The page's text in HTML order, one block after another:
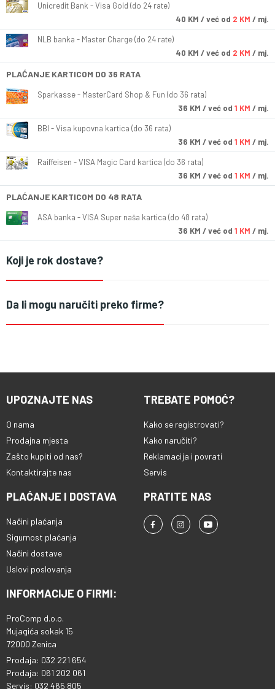
Unicredit Bank - Visa Gold (do 24 rate)
40 KM / već od 2 KM / mj.
NLB banka - Master Charge (do 24 rate)
40 KM / već od 2 KM / mj.
PLAĆANJE KARTICOM DO 36 RATA
Sparkasse - MasterCard Shop & Fun (do 36 rata)
36 KM / već od 1 KM / mj.
BBI - Visa kupovna kartica (do 36 rata)
36 KM / već od 1 KM / mj.
Raiffeisen - VISA Magic Card kartica (do 36 rata)
36 KM / već od 1 KM / mj.
PLAĆANJE KARTICOM DO 48 RATA
ASA banka - VISA Super naša kartica (do 48 rata)
36 KM / već od 1 KM / mj.
Koji je rok dostave?
Da li mogu naručiti preko firme?
UPOZNAJTE NAS
O nama
Prodajna mjesta
Zašto kupiti od nas?
Kontaktirajte nas
TREBATE POMOĆ?
Kako se registrovati?
Kako naručiti?
Reklamacija i povrati
Servis
PLAĆANJE I DOSTAVA
Načini plaćanja
Sigurnost plaćanja
Načini dostave
Uslovi poslovanja
PRATITE NAS
INFORMACIJE O FIRMI:
ProComp d.o.o.
Mujagića sokak 15
72000 Zenica
Prodaja: 032 221 654
Prodaja: 061 202 061
Servis: 032 465 805